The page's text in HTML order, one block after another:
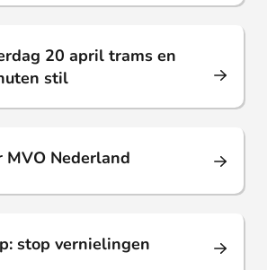
2024
20 april trams en
stil
2024
MVO Nederland
2024
stop vernielingen